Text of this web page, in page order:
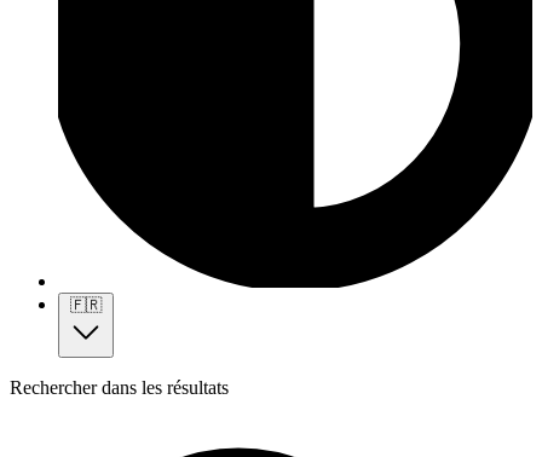
🇫🇷
Rechercher dans les résultats